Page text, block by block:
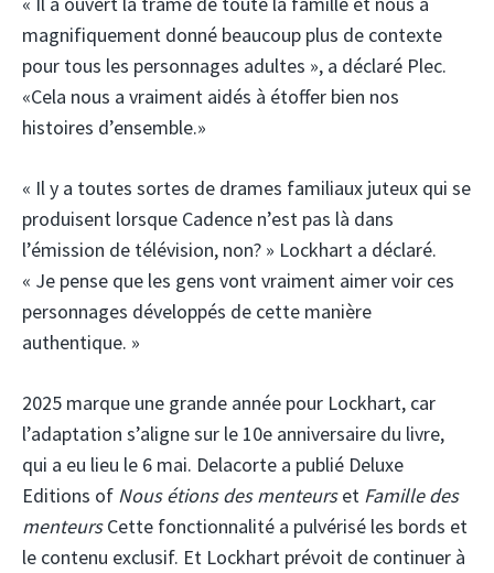
magnifiquement donné beaucoup plus de contexte
pour tous les personnages adultes », a déclaré Plec.
«Cela nous a vraiment aidés à étoffer bien nos
histoires d’ensemble.»
« Il y a toutes sortes de drames familiaux juteux qui se
produisent lorsque Cadence n’est pas là dans
l’émission de télévision, non? » Lockhart a déclaré.
« Je pense que les gens vont vraiment aimer voir ces
personnages développés de cette manière
authentique. »
2025 marque une grande année pour Lockhart, car
l’adaptation s’aligne sur le 10e anniversaire du livre,
qui a eu lieu le 6 mai. Delacorte a publié Deluxe
Editions of Nous étions des menteurset Famille des
menteursCette fonctionnalité a pulvérisé les bords et
le contenu exclusif. Et Lockhart prévoit de continuer à